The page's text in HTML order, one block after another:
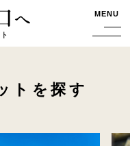
イト MENU
トを探す